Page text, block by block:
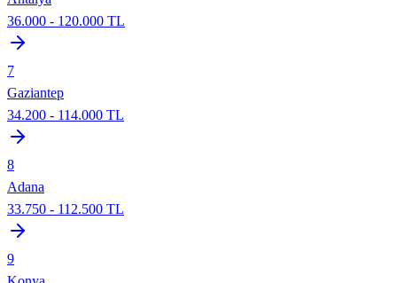
36.000 - 120.000 TL
7
Gaziantep
34.200 - 114.000 TL
8
Adana
33.750 - 112.500 TL
9